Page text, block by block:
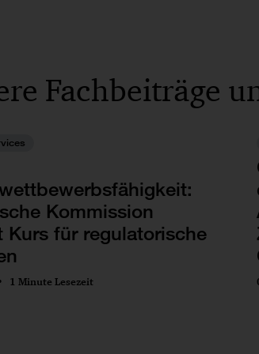
Fachbeiträge
Kommission
Kurs für regulatorische
1 Minute Lesezeit